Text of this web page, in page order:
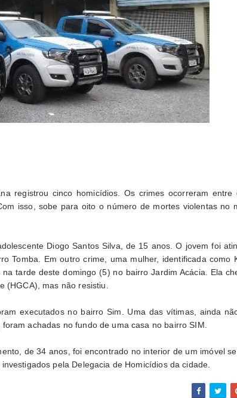
registrou cinco homicídios. Os crimes ocorreram
isso, sobe para oito o número de mortes violentas no
Diogo Santos Silva, de 15 anos. O jovem foi
Tomba. Em outro crime, uma mulher, identificada como
tarde deste domingo (5) no bairro Jardim Acácia. Ela
(HGCA), mas não resistiu.
executados no bairro Sim. Uma das vítimas, ainda
achadas no fundo de uma casa no bairro SIM.
de 34 anos, foi encontrado no interior de um imóvel
pela Delegacia de Homicídios da cidade.